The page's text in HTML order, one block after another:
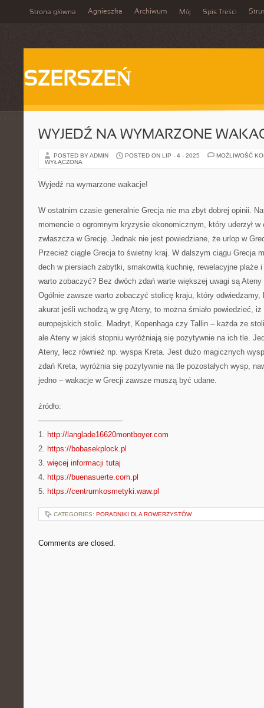
Strona główna Agnieszka Archiwum Mój Spis Treści
SZERSZEŃ
WYJEDŹ NA WYMARZONE
POSTED BY ADMIN POSTED ON LIP - 4 - 2025
MOŻLIWOŚĆ
WYŁĄCZONA
Wyjedź na wymarzone wakacje!
W ostatnim czasie generalnie Grecja nie ma zbyt dobrej opinii.
momencie o ogromnym kryzysie ekonomicznym, który uderzył w
zwłaszcza w Grecję. Jednak nie jest powiedziane, że urlop w
Przecież ciągle Grecja to świetny kraj. W dalszym ciągu Grecja
dech w piersiach zabytki, smakowitą kuchnię, rewelacyjne plaże i
warto zobaczyć? Bez dwóch zdań warte większej uwagi są
Ogólnie zawsze warto zobaczyć stolicę kraju, który
akurat jeśli wchodzą w grę Ateny, to można śmiało powiedzieć,
europejskich stolic. Madryt, Kopenhaga czy Tallin – każda ze
ale Ateny w jakiś stopniu wyróżniają się pozytywnie na ich tle.
Ateny, lecz również np. wyspa Kreta. Jest dużo magicznych
zdań Kreta, wyróżnia się pozytywnie na tle pozostałych wysp,
jedno – wakacje w Grecji zawsze muszą być udane.
źródło:
———————————
1. http://langlade16620montboyer.com
2. https://bobasekplock.pl
3. więcej informacji tutaj
4. https://buenasuerte.com.pl
5. https://centrumkosmetyki.waw.pl
CATEGORIES: PORADNIKI DLA ROWERZYSTÓW
Comments are closed.